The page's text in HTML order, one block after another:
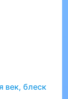
век, блеск